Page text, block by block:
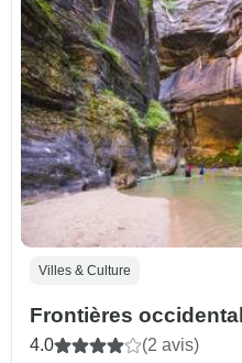
Villes & Culture
Frontières
4.0 (2 avis)